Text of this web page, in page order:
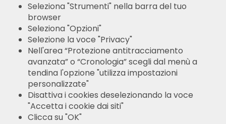
Seleziona "Strumenti" nella barra del tuo
browser
Seleziona "Opzioni"
Selezione la voce "Privacy"
Nell'area “Protezione antitracciamento
avanzata” o “Cronologia” scegli dal menù a
tendina l'opzione "utilizza impostazioni
personalizzate"
Disattiva i cookies deselezionando la voce
"Accetta i cookie dai siti"
Clicca su "OK"